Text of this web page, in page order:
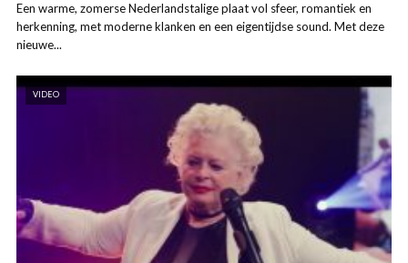
Een warme, zomerse Nederlandstalige plaat vol sfeer, romantiek en
herkenning, met moderne klanken en een eigentijdse sound. Met deze
nieuwe...
VIDEO